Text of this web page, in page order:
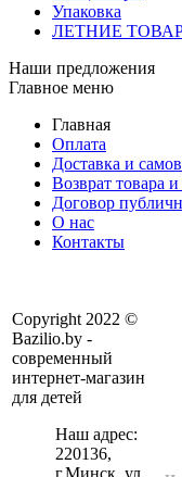
Упаковка
ЛЕТНИЕ
Наши предложения
Главное меню
Главная
Оплата
Доставка и
Возврат товара
Договор
О нас
Контакты
Copyright 2022 ©
Bazilio.by -
современный
интернет-магазин
для детей
Наш адрес:
220136,
г.Минск, ул.